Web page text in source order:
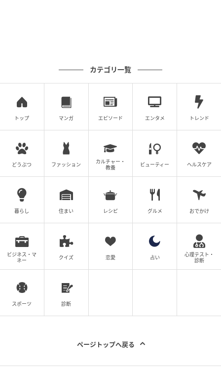
出典：N+
【N+】「ウエストドロストテーパードイージーパン
ぐるりとゴムで囲ったウエストにドローストリングを
あしらい、フィット感を柔軟に調整できるイージーパ
とさせたテーパードシルエットがポイント。リラック
ス感はありつつキレイめにスタイリングできそうで
す。「さらりとした肌触りが特徴で、長時間履いても
テしたくなる魅力かも。
カテゴリ一覧
トップ マンガ エピソード エンタメ トレンド
どうぶつ ファッション
カルチャー・
教養
ビューティー ヘルスケア
暮らし 住まい レシピ グルメ おでかけ
ビジネス・マ
ネー
クイズ 恋愛 占い
心理テスト・
診断
スポーツ 診断
ページトップへ戻る